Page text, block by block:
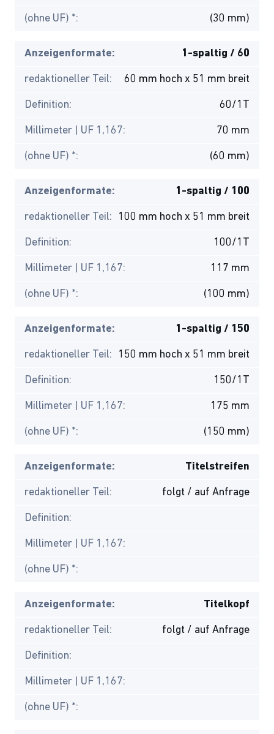
(ohne UF) *: (30 mm)
Anzeigenformate: 1-spaltig / 60
redaktioneller Teil: 60 mm hoch x 51 mm breit
Definition: 60/1T
Millimeter | UF 1,167: 70 mm
(ohne UF) *: (60 mm)
Anzeigenformate: 1-spaltig / 100
redaktioneller Teil: 100 mm hoch x 51 mm breit
Definition: 100/1T
Millimeter | UF 1,167: 117 mm
(ohne UF) *: (100 mm)
Anzeigenformate: 1-spaltig / 150
redaktioneller Teil: 150 mm hoch x 51 mm breit
Definition: 150/1T
Millimeter | UF 1,167: 175 mm
(ohne UF) *: (150 mm)
Anzeigenformate: Titelstreifen
redaktioneller Teil: folgt / auf Anfrage
Definition:
Millimeter | UF 1,167:
(ohne UF) *:
Anzeigenformate: Titelkopf
redaktioneller Teil: folgt / auf Anfrage
Definition:
Millimeter | UF 1,167:
(ohne UF) *: